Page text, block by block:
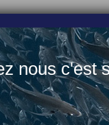
nous c'est